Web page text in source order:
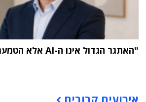
"האתגר הגדול אינו ה-AI אלא הטמעתה בארגון"
אירועים קרובים